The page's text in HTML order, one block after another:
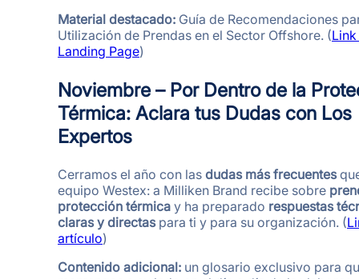
Material destacado: Guía de Recomendaciones
Utilización de Prendas en el Sector Offshore. (
Landing Page)
Noviembre – Por Dentro de la
Térmica: Aclara tus Dudas con Los
Expertos
Cerramos el año con las dudas más frecuentes
equipo Westex: a Milliken Brand recibe sobre
protección térmica y ha preparado respuestas
claras y directaspara ti y para su organización. (
artículo)
Contenido adicional: un glosario exclusivo para